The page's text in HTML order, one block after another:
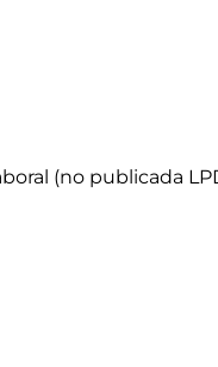
(no publicada